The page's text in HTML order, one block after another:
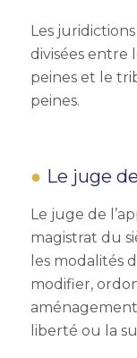
Les
divisées entre
peines et le
peines.
Le juge
Le juge de
magistrat du
les modalités
modifier,
liberté ou la